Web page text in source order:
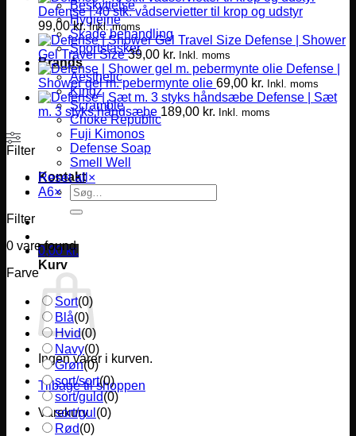
Beskyttelse
Hygiejne
Skade behandling
Sportstasker
Brands
Aesthetic
Kingz
Scramble
Choke Republic
Fuji Kimonos
Defense Soap
Smell Well
Kontakt
Søg
efter:
0,00 kr.
Kurv
Ingen varer i kurven.
Tilbage til shoppen
Varekurv
Defense | 40 stk. vådservietter til krop og udstyr
99,00kr. Inkl. moms
Defense | Shower
Gel Travel Size 39,00 kr. Inkl. moms
Defense |
Shower gel m. pebermynte olie 69,00 kr. Inkl. moms
Defense | Sæt
m. 3 styks håndsæbe 189,00 kr. Inkl. moms
Filter
Reset all ×
A6×
Filter
0 vare found
Farve
Sort(0)
Blå(0)
Hvid(0)
Navy(0)
Grøn(0)
sort/sort(0)
sort/guld(0)
sort/gul (0)
Rød(0)